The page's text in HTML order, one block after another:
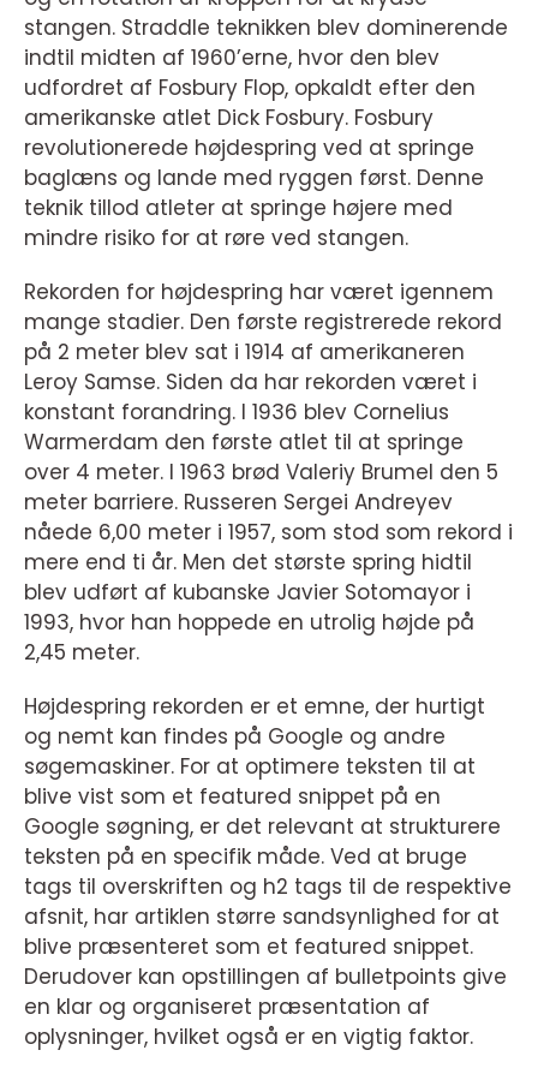
stangen. Straddle teknikken blev dominerende
indtil midten af 1960’erne, hvor den blev
udfordret af Fosbury Flop, opkaldt efter den
amerikanske atlet Dick Fosbury. Fosbury
revolutionerede højdespring ved at springe
baglæns og lande med ryggen først. Denne
teknik tillod atleter at springe højere med
mindre risiko for at røre ved stangen.
Rekorden for højdespring har været igennem
mange stadier. Den første registrerede rekord
på 2 meter blev sat i 1914 af amerikaneren
Leroy Samse. Siden da har rekorden været i
konstant forandring. I 1936 blev Cornelius
Warmerdam den første atlet til at springe
over 4 meter. I 1963 brød Valeriy Brumel den 5
meter barriere. Russeren Sergei Andreyev
nåede 6,00 meter i 1957, som stod som rekord i
mere end ti år. Men det største spring hidtil
blev udført af kubanske Javier Sotomayor i
1993, hvor han hoppede en utrolig højde på
2,45 meter.
Højdespring rekorden er et emne, der hurtigt
og nemt kan findes på Google og andre
søgemaskiner. For at optimere teksten til at
blive vist som et featured snippet på en
Google søgning, er det relevant at strukturere
teksten på en specifik måde. Ved at bruge
tags til overskriften og h2 tags til de respektive
afsnit, har artiklen større sandsynlighed for at
blive præsenteret som et featured snippet.
Derudover kan opstillingen af bulletpoints give
en klar og organiseret præsentation af
oplysninger, hvilket også er en vigtig faktor.